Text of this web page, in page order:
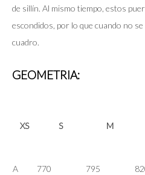
de sillín. Al mismo tiempo, estos
escondidos, por lo que cuando no
cuadro.
GEOMETRIA:
XS S M
A 770 795